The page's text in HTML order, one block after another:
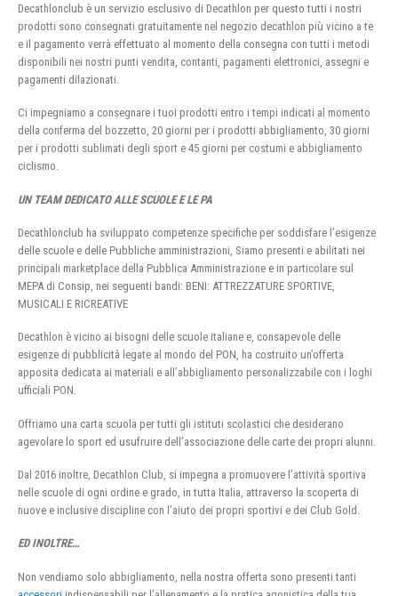
Decathlonclub è un servizio esclusivo di Decathlon per questo tutti i nostri
prodotti sono consegnati gratuitamente nel negozio decathlon più vicino a te
e il pagamento verrà effettuato al momento della consegna con tutti i metodi
disponibili nei nostri punti vendita, contanti, pagamenti elettronici, assegni e
pagamenti dilazionati.
Ci impegniamo a consegnare i tuoi prodotti entro i tempi indicati al momento
della conferma del bozzetto, 20 giorni per i prodotti abbigliamento, 30 giorni
per i prodotti sublimati degli sport e 45 giorni per costumi e abbigliamento
ciclismo.
UN TEAM DEDICATO ALLE SCUOLE E LE PA
Decathlonclub ha sviluppato competenze specifiche per soddisfare l’esigenze
delle scuole e delle Pubbliche amministrazioni, Siamo presenti e abilitati nei
principali marketplace della Pubblica Amministrazione e in particolare sul
MEPA di Consip, nei seguenti bandi: BENI: ATTREZZATURE SPORTIVE,
MUSICALI E RICREATIVE
Decathlon è vicino ai bisogni delle scuole italiane e, consapevole delle
esigenze di pubblicità legate al mondo del PON, ha costruito un’offerta
apposita dedicata ai materiali e all’abbigliamento personalizzabile con i loghi
ufficiali PON.
Offriamo una carta scuola per tutti gli istituti scolastici che desiderano
agevolare lo sport ed usufruire dell’associazione delle carte dei propri alunni.
Dal 2016 inoltre, Decathlon Club, si impegna a promuovere l’attività sportiva
nelle scuole di ogni ordine e grado, in tutta Italia, attraverso la scoperta di
nuove e inclusive discipline con l’aiuto dei propri sportivi e dei Club Gold.
ED INOLTRE…
Non vendiamo solo abbigliamento, nella nostra offerta sono presenti tanti